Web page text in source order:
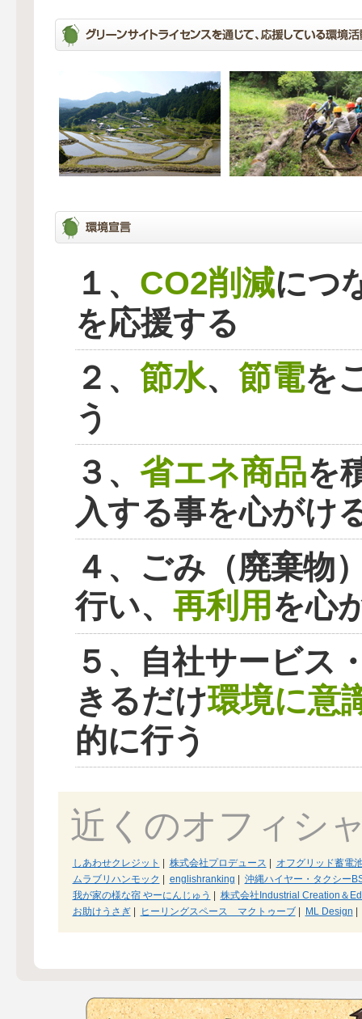
１、 CO2削減につ
を応援する
２、 節水、 節電を
う
３、 省エネ商品を
入する事を心がけ
４、ごみ（廃棄物
行い、 再利用を心
５、自社サービス
きるだけ環境に意
的に行う
近くのオフィシ
しあわせクレジット 株式会社プロデュース
オフグリッド蓄電
ムラブリハンモック
englishranking
沖縄ハイヤー・タクシー
我が家の様な宿 やーにんじゅう
株式会社Industrial Creation＆
お助けうさぎ| ヒーリングスペース マクトゥーブ| ML Design